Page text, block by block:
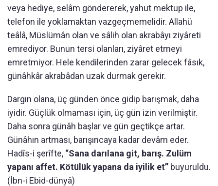
veya hediye, selâm göndererek, yahut mektup ile,
telefon ile yoklamaktan vazgeçmemelidir. Allahü
teâlâ, Müslümân olan ve sâlih olan akrabâyı ziyâreti
emrediyor. Bunun tersi olanları, ziyâret etmeyi
emretmiyor. Hele kendilerinden zarar gelecek fâsık,
günâhkâr akrabâdan uzak durmak gerekir.
Dargın olana, üç günden önce gidip barışmak, daha
iyidir. Güçlük olmaması için, üç gün izin verilmiştir.
Daha sonra günâh başlar ve gün geçtikçe artar.
Günâhın artması, barışıncaya kadar devâm eder.
Hadîs-i şerîfte, “Sana darılana git, barış. Zulüm
yapanı affet. Kötülük yapana da iyilik et” buyuruldu.
(İbn-i Ebid-dünyâ)